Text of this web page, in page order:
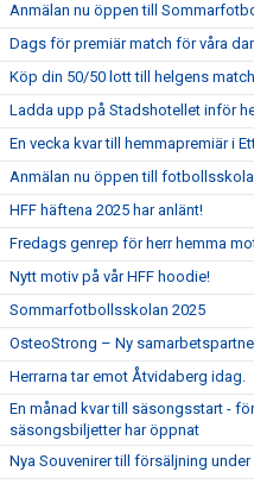
Anmälan nu öppen till
Dags för premiär match för våra
Köp din 50/50 lott till helgens
Ladda upp på Stadshotellet inför
En vecka kvar till hemmapremiär i
Anmälan nu öppen till
HFF häftena 2025 har anlänt!
Fredags genrep för herr hemma
Nytt motiv på vår HFF hoodie!
Sommarfotbollsskolan 2025
OsteoStrong – Ny
Herrarna tar emot Åtvidaberg idag.
En månad kvar till säsongsstart -
säsongsbiljetter har öppnat
Nya Souvenirer till försäljning